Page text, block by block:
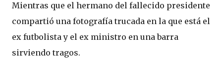
Mientras que el hermano del fallecido presidente
compartió una fotografía trucada en la que está el
ex futbolista y el ex ministro en una barra
sirviendo tragos.